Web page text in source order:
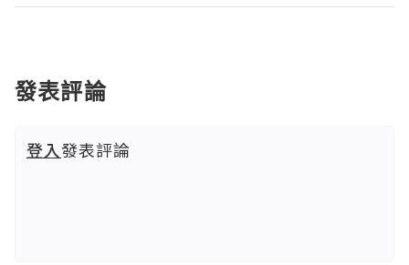
發表評論
登入發表評論